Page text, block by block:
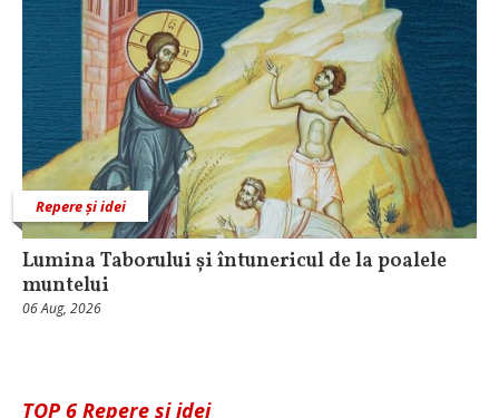
Repere și idei
Lumina Taborului și întunericul de la poalele
muntelui
06 Aug, 2026
TOP 6 Repere și idei